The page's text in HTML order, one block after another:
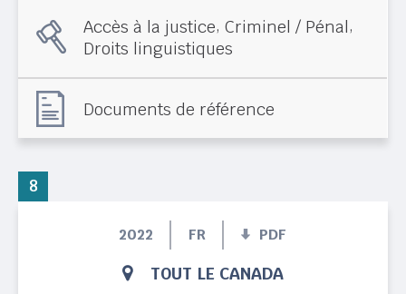
Accès à la justice,Criminel / Pénal,
Droits linguistiques
Documents de référence
2022 FR PDF
TOUT LE CANADA
8